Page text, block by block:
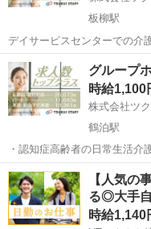
板柳駅
デイサービスセンターでの介
イエース・軽自動車：どちら
で補助だけでも可 無資格・未経験の方OKの求人です！ 次のようなご
希望がある方におすすめ...
青森 北津軽郡 板柳駅
グループ
時給1,100
株式会社ツ
鶴泊駅
・認知症高齢者の日常生活介
の施設です。 ・食事は業者
調理業務は温める作業や取り
分野は基本的に看護師が対応
青森 北津軽郡 鶴泊駅
【人気の
る◎大手
時給1,140